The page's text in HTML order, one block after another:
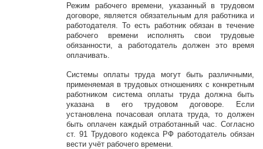
Режим рабочего времени, указанный в трудовом
договоре, является обязательным для работника и
работодателя. То есть работник обязан в течение
рабочего времени исполнять свои трудовые
обязанности, а работодатель должен это время
оплачивать.
Системы оплаты труда могут быть различными,
применяемая в трудовых отношениях с конкретным
работником система оплаты труда должна быть
указана в его трудовом договоре. Если
установлена почасовая оплата труда, то должен
быть оплачен каждый отработанный час. Согласно
ст. 91 Трудового кодекса РФ работодатель обязан
вести учёт рабочего времени.